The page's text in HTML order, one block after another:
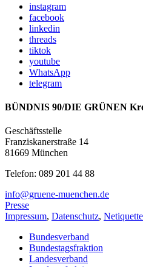
instagram
facebook
linkedin
threads
tiktok
youtube
WhatsApp
telegram
BÜNDNIS 90/DIE GRÜNEN
Geschäftsstelle
Franziskanerstraße 14
81669 München
Telefon: 089 201 44 88
info@gruene-muenchen.de
Presse
Impressum, Datenschutz, Netiquette
Bundesverband
Bundestagsfraktion
Landesverband